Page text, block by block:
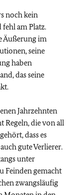
noch kein
fehl am Platz.
Äußerung im
seine
haben
das seine
Jahrzehnten
Regeln, die von all
dass es
gute Verlierer.
unter
Feinden gemacht
zwangsläufig